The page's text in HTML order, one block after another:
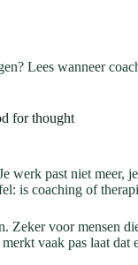
Lees wanneer
for thought
werk past niet
is coaching of
Zeker voor mensen
vaak pas laat